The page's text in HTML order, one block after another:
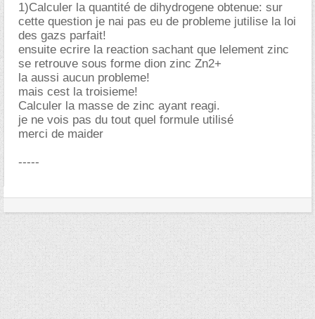
1)Calculer la quantité de dihydrogene obtenue: sur
cette question je nai pas eu de probleme jutilise la loi
des gazs parfait!
ensuite ecrire la reaction sachant que lelement zinc
se retrouve sous forme dion zinc Zn2+
la aussi aucun probleme!
mais cest la troisieme!
Calculer la masse de zinc ayant reagi.
je ne vois pas du tout quel formule utilisé
merci de maider
-----